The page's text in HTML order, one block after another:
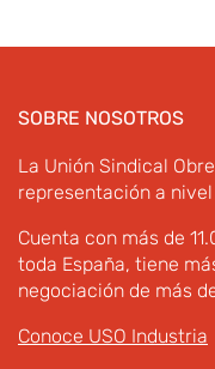
SOBRE NOSOTROS
La Unión Sindical
representación a
Cuenta con más de
toda España, tiene
negociación de más
Conoce USO Industria